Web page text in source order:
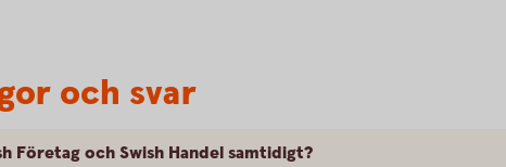
och svar
Företag och Swish Handel samtidigt?